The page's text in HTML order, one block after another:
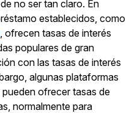
no ser tan claro. En
establecidos, como
, ofrecen tasas de interés
populares de gran
con las tasas de interés
algunas plataformas
ofrecer tasas de
normalmente para